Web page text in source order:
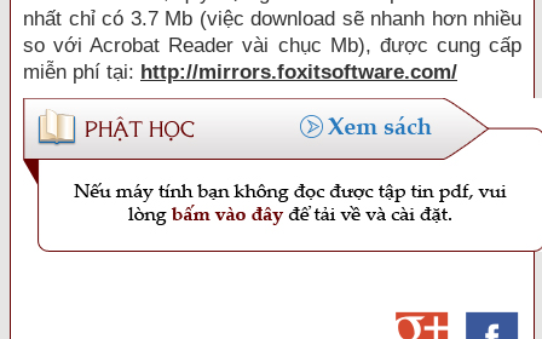
nhất chỉ có 3.7 Mb (việc download sẽ nhanh hơn nhiều
so với Acrobat Reader vài chục Mb), được cung cấp
miễn phí tại: http://mirrors.foxitsoftware.com/